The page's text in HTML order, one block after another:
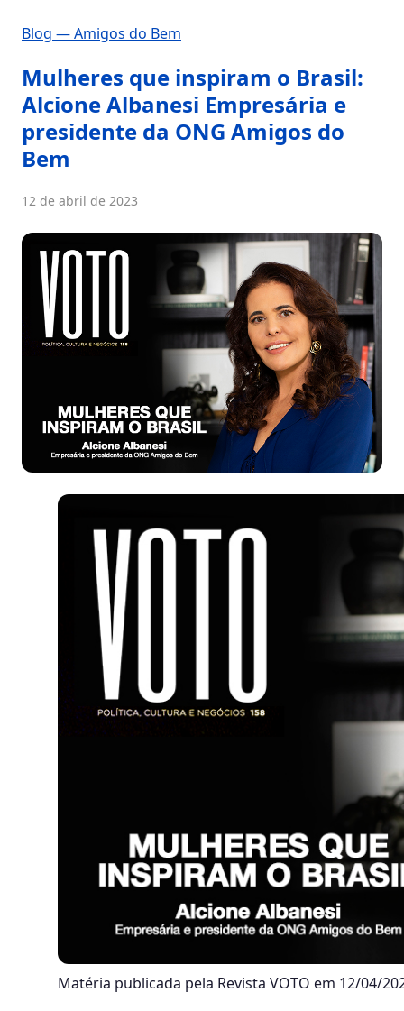
Blog — Amigos do Bem
Mulheres que inspiram o Brasil:
Alcione Albanesi Empresária e
presidente da ONG Amigos do
Bem
12 de abril de 2023
Matéria publicada pela Revista VOTO em 12/04/